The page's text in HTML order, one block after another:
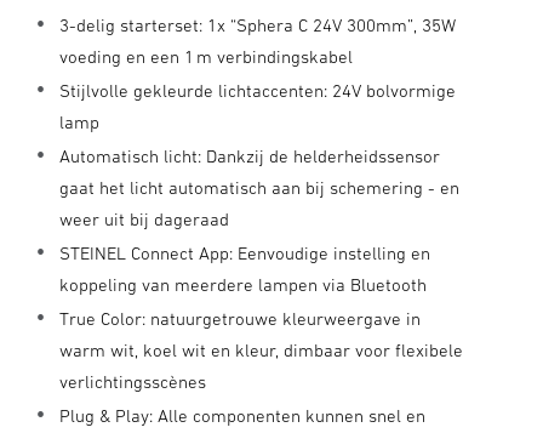
3-delig starterset: 1x “Sphera C 24V 300mm”, 35W
voeding en een 1 m verbindingskabel
Stijlvolle gekleurde lichtaccenten: 24V bolvormige
lamp
Automatisch licht: Dankzij de helderheidssensor
gaat het licht automatisch aan bij schemering - en
weer uit bij dageraad
STEINEL Connect App: Eenvoudige instelling en
koppeling van meerdere lampen via Bluetooth
True Color: natuurgetrouwe kleurweergave in
warm wit, koel wit en kleur, dimbaar voor flexibele
verlichtingsscènes
Plug & Play: Alle componenten kunnen snel en